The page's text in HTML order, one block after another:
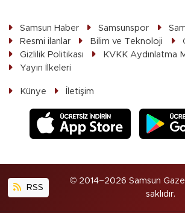
Samsun Haber Samsunspor
Resmi ilanlar
Bilim ve Teknoloji
Gizlilik Politikası
KVKK Aydınlatma
Yayın İlkeleri
Künye İletişim
RSS
© 2014–2026 Samsun
saklıdır.